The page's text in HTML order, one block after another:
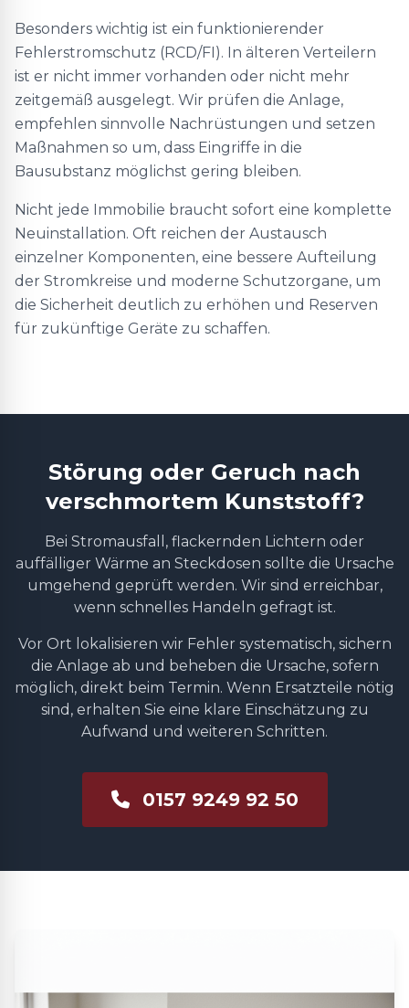
Besonders wichtig ist ein funktionierender
Fehlerstromschutz (RCD/FI). In älteren Verteilern
ist er nicht immer vorhanden oder nicht mehr
zeitgemäß ausgelegt. Wir prüfen die Anlage,
empfehlen sinnvolle Nachrüstungen und setzen
Maßnahmen so um, dass Eingriffe in die
Bausubstanz möglichst gering bleiben.
Nicht jede Immobilie braucht sofort eine komplette
Neuinstallation. Oft reichen der Austausch
einzelner Komponenten, eine bessere Aufteilung
der Stromkreise und moderne Schutzorgane, um
die Sicherheit deutlich zu erhöhen und Reserven
für zukünftige Geräte zu schaffen.
Störung oder Geruch nach
verschmortem Kunststoff?
Bei Stromausfall, flackernden Lichtern oder
auffälliger Wärme an Steckdosen sollte die Ursache
umgehend geprüft werden. Wir sind erreichbar,
wenn schnelles Handeln gefragt ist.
Vor Ort lokalisieren wir Fehler systematisch, sichern
die Anlage ab und beheben die Ursache, sofern
möglich, direkt beim Termin. Wenn Ersatzteile nötig
sind, erhalten Sie eine klare Einschätzung zu
Aufwand und weiteren Schritten.
0157 9249 92 50